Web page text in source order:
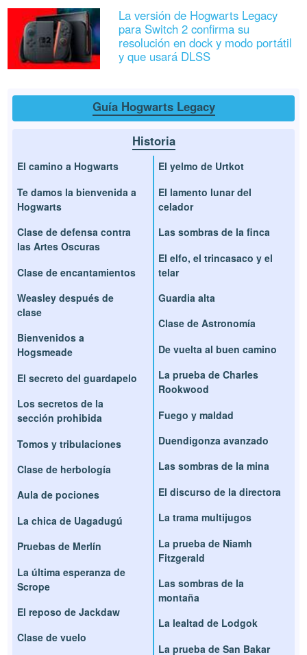
La versión de Hogwarts Legacy
para Switch 2 confirma su
resolución en dock y modo portátil
y que usará DLSS
Guía Hogwarts Legacy
Historia
El camino a Hogwarts
Te damos la bienvenida a
Hogwarts
Clase de defensa contra
las Artes Oscuras
Clase de encantamientos
Weasley después de
clase
Bienvenidos a
Hogsmeade
El secreto del guardapelo
Los secretos de la
sección prohibida
Tomos y tribulaciones
Clase de herbología
Aula de pociones
La chica de Uagadugú
Pruebas de Merlín
La última esperanza de
Scrope
El reposo de Jackdaw
Clase de vuelo
El yelmo de Urtkot
El lamento lunar del
celador
Las sombras de la finca
El elfo, el trincasaco y el
telar
Guardia alta
Clase de Astronomía
De vuelta al buen camino
La prueba de Charles
Rookwood
Fuego y maldad
Duendigonza avanzado
Las sombras de la mina
El discurso de la directora
La trama multijugos
La prueba de Niamh
Fitzgerald
Las sombras de la
montaña
La lealtad de Lodgok
La prueba de San Bakar